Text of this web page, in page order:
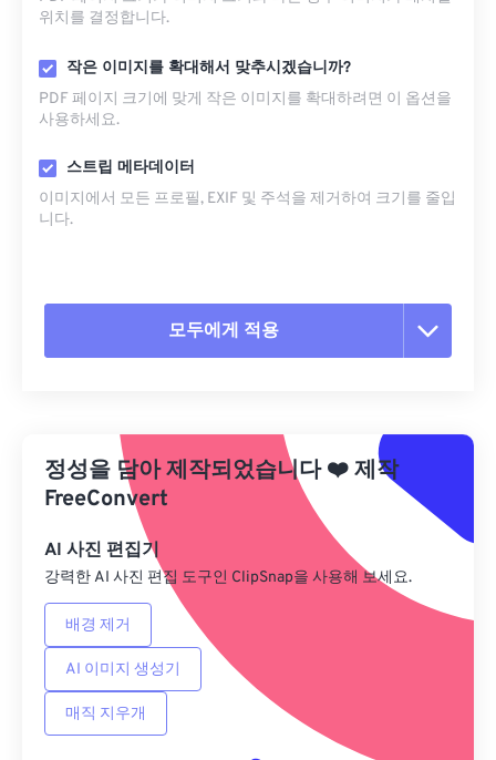
위치를 결정합니다.
작은 이미지를 확대해서 맞추시겠습니까?
PDF 페이지 크기에 맞게 작은 이미지를 확대하려면 이 옵션을
사용하세요.
스트립 메타데이터
이미지에서 모든 프로필, EXIF ​​및 주석을 제거하여 크기를 줄입
니다.
모두에게 적용
사전 설정에서 적용
사전 설정으로 저장
정성을 담아 제작되었습니다❤️제작
FreeConvert
AI 사진 편집기
강력한 AI 사진 편집 도구인 ClipSnap을 사용해 보세요.
배경 제거
AI 이미지 생성기
매직 지우개